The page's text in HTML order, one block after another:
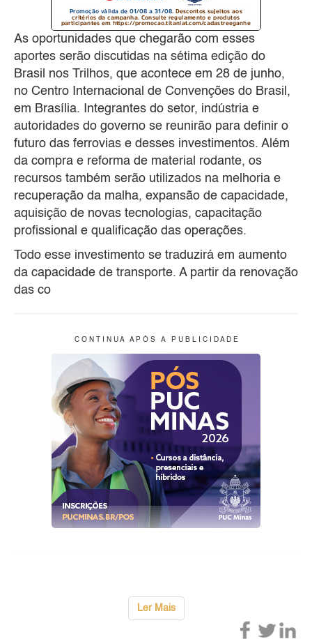
As oportunidades que chegarão com esses
aportes serão discutidas na sétima edição do
Brasil nos Trilhos, que acontece em 28 de junho,
no Centro Internacional de Convenções do Brasil,
em Brasília. Integrantes do setor, indústria e
autoridades do governo se reunirão para definir o
futuro das ferrovias e desses investimentos. Além
da compra e reforma de material rodante, os
recursos também serão utilizados na melhoria e
recuperação da malha, expansão de capacidade,
aquisição de novas tecnologias, capacitação
profissional e qualificação das operações.
Todo esse investimento se traduzirá em aumento
da capacidade de transporte. A partir da renovação
das co
C O N T I N U A A P Ó S A P U B L I C I D A D E
Ler Mais